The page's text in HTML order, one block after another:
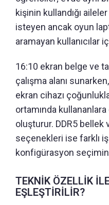
kişinin kullandığı
isteyen ancak oyun
aramayan kullanıcılar
16:10 ekran belge ve
çalışma alanı
ekran cihazı
ortamında
oluşturur. DDR5 bellek
seçenekleri ise farklı
konfigürasyon
TEKNİK ÖZELLİK
EŞLEŞTİRİLİR?